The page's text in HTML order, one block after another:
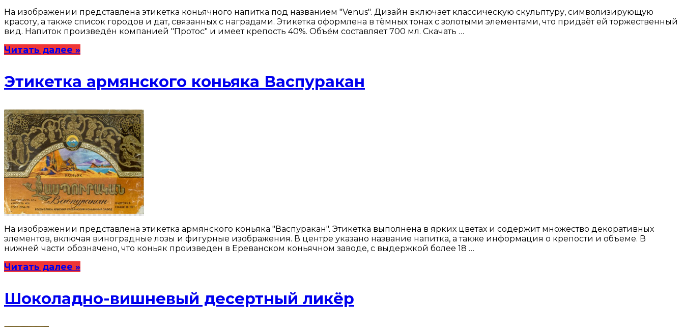
На изображении представлена этикетка коньячного напитка под названием "Venus". Дизайн включает классическую скульптуру, символизирующую
красоту, а также список городов и дат, связанных с наградами. Этикетка оформлена в тёмных тонах с золотыми элементами, что придаёт ей торжественный
вид. Напиток произведён компанией "Протос" и имеет крепость 40%. Объём составляет 700 мл. Скачать …
Читать далее »
Этикетка армянского коньяка Васпуракан
На изображении представлена этикетка армянского коньяка "Васпуракан". Этикетка выполнена в ярких цветах и содержит множество декоративных
элементов, включая виноградные лозы и фигурные изображения. В центре указано название напитка, а также информация о крепости и объеме. В
нижней части обозначено, что коньяк произведен в Ереванском коньячном заводе, с выдержкой более 18 …
Читать далее »
Шоколадно-вишневый десертный ликёр